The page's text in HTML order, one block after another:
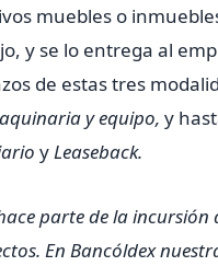
muebles o
y se lo entrega al
de estas tres
y equipo, y
yLeaseback.
parte de la
En Bancóldex